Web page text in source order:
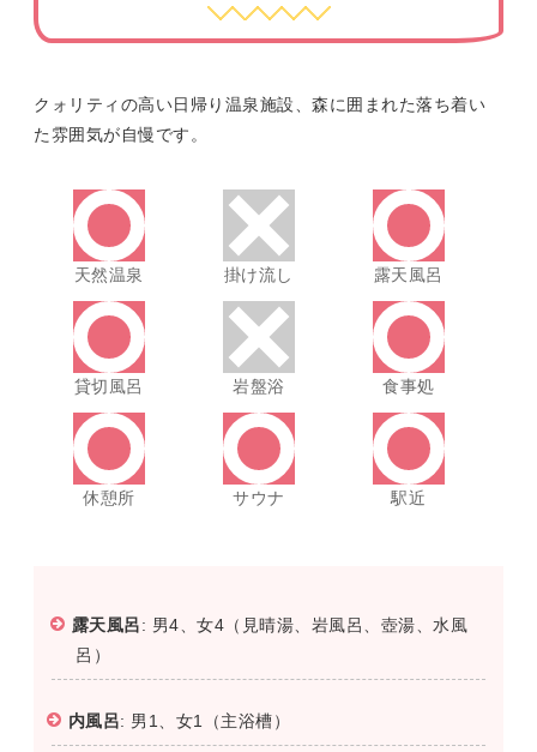
クォリティの高い日帰り温泉施設、森に囲まれた落ち着い
た雰囲気が自慢です。
天然温泉 掛け流し 露天風呂
貸切風呂 岩盤浴 食事処
休憩所 サウナ 駅近
露天風呂: 男4、女4（見晴湯、岩風呂、壺湯、水風
呂）
内風呂: 男1、女1（主浴槽）